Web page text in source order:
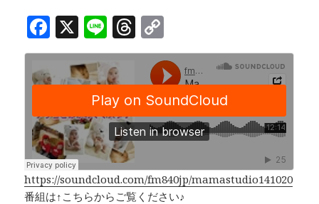
F
a
c
e
b
o
o
k
X Li
n
e
T
h
e
a
d
s
o
p
y
Li
n
k
https://soundcloud.com/fm840jp/mamastudio141020
番組は↑こちらからご覧ください♪